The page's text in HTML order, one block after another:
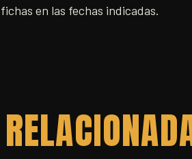
fichas en las fechas indicadas.